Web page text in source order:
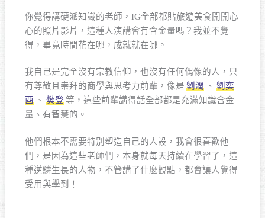
你覺得講硬派知識的老師，IG全部都貼旅遊美食開開心
心的照片影片，這種人演講會有含金量嗎？我並不覺
得，畢竟時間花在哪，成就就在哪。
我自己是完全沒有宗教信仰，也沒有任何偶像的人，只
有尊敬且崇拜的商學與思考力前輩，像是 劉潤 、 劉奕
酉 、 樊登 等，這些前輩講得話全部都是充滿知識含金
量、有智慧的。
他們根本不需要特別塑造自己的人設，我會很喜歡他
們，是因為這些老師們，本身就每天持續在學習了，這
種逆鱗生長的人物，不管講了什麼觀點，都會讓人覺得
受用與學到！